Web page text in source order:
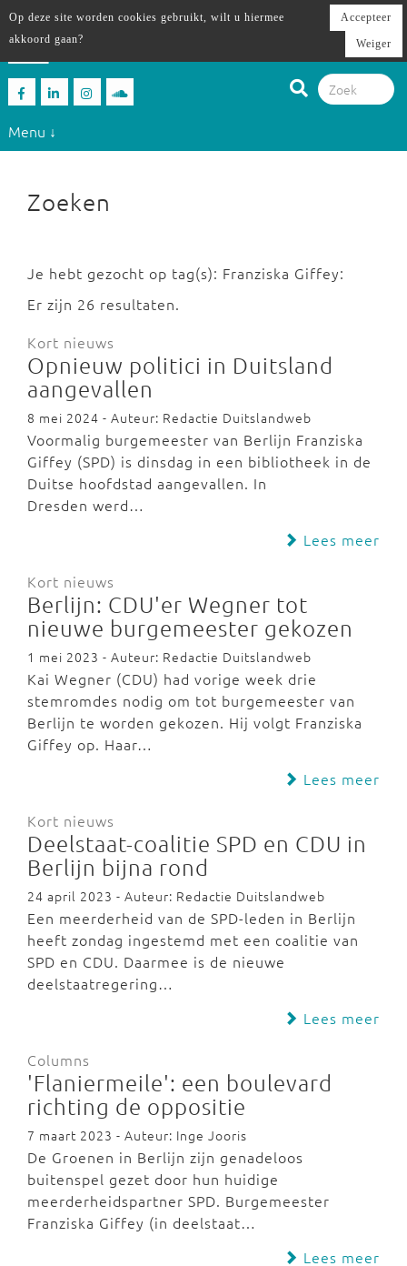
Menu ↓
Zoeken
Je hebt gezocht op tag(s): Franziska Giffey:
Er zijn 26 resultaten.
Kort nieuws
Opnieuw politici in Duitsland
aangevallen
8 mei 2024 - Auteur: Redactie Duitslandweb
Voormalig burgemeester van Berlijn Franziska
Giffey (SPD) is dinsdag in een bibliotheek in de
Duitse hoofdstad aangevallen. In
Dresden werd…
Lees meer
Kort nieuws
Berlijn: CDU'er Wegner tot
nieuwe burgemeester gekozen
1 mei 2023 - Auteur: Redactie Duitslandweb
Kai Wegner (CDU) had vorige week drie
stemromdes nodig om tot burgemeester van
Berlijn te worden gekozen. Hij volgt Franziska
Giffey op. Haar…
Lees meer
Kort nieuws
Deelstaat-coalitie SPD en CDU in
Berlijn bijna rond
24 april 2023 - Auteur: Redactie Duitslandweb
Een meerderheid van de SPD-leden in Berlijn
heeft zondag ingestemd met een coalitie van
SPD en CDU. Daarmee is de nieuwe
deelstaatregering…
Lees meer
Columns
'Flaniermeile': een boulevard
richting de oppositie
7 maart 2023 - Auteur: Inge Jooris
De Groenen in Berlijn zijn genadeloos
buitenspel gezet door hun huidige
meerderheidspartner SPD. Burgemeester
Franziska Giffey (in deelstaat…
Lees meer
Op deze site worden cookies gebruikt, wilt u hiermee
akkoord gaan?
Accepteer
Weiger